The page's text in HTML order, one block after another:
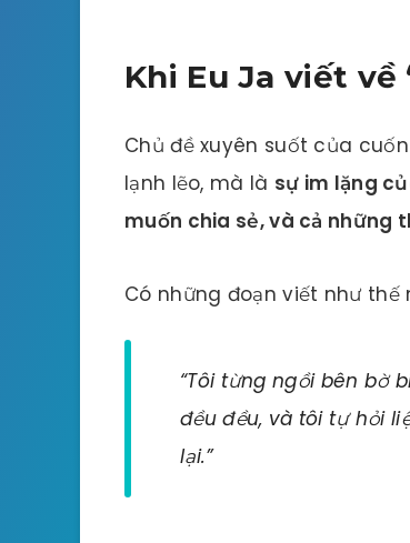
Khi Eu Ja viết về
Chủ đề xuyên suốt của
lạnh lẽo, mà là sự im lặng
muốn chia sẻ, và cả những
Có những đoạn viết như thế
“Tôi từng ngồi bên bờ
đều đều, và tôi tự hỏi
lại.”